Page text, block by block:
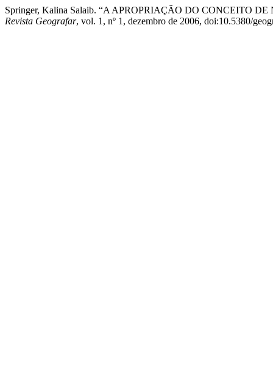
Springer, Kalina Salaib. “A APROPRIAÇÃO DO CONCEITO
Revista Geografar, vol. 1, nº 1, dezembro de 2006, doi:10.5380/